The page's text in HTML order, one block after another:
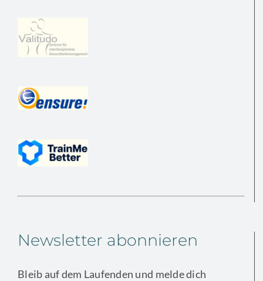
Newsletter abonnieren
Bleib auf dem Laufenden und melde dich